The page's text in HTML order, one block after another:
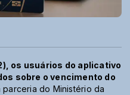
os usuários do aplicativo
sobre o vencimento do
parceria do Ministério da